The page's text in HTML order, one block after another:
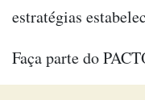
estratégias
Faça parte do